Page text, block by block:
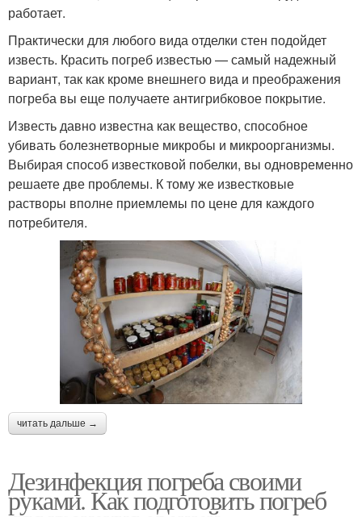
работает.
Практически для любого вида отделки стен подойдет
известь. Красить погреб известью — самый надежный
вариант, так как кроме внешнего вида и преображения
погреба вы еще получаете антигрибковое покрытие.
Известь давно известна как вещество, способное
убивать болезнетворные микробы и микроорганизмы.
Выбирая способ известковой побелки, вы одновременно
решаете две проблемы. К тому же известковые
растворы вполне приемлемы по цене для каждого
потребителя.
читать дальше →
Дезинфекция погреба своими
руками. Как подготовить погреб